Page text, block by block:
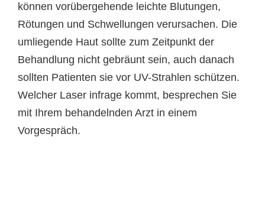
können vorübergehende leichte Blutungen,
Rötungen und Schwellungen verursachen. Die
umliegende Haut sollte zum Zeitpunkt der
Behandlung nicht gebräunt sein, auch danach
sollten Patienten sie vor UV-Strahlen schützen.
Welcher Laser infrage kommt, besprechen Sie
mit Ihrem behandelnden Arzt in einem
Vorgespräch.